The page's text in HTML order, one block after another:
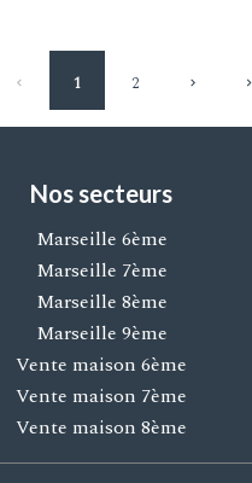
1 2
Nos secteurs
Marseille 6ème
Marseille 7ème
Marseille 8ème
Marseille 9ème
Vente maison 6ème
Vente maison 7ème
Vente maison 8ème